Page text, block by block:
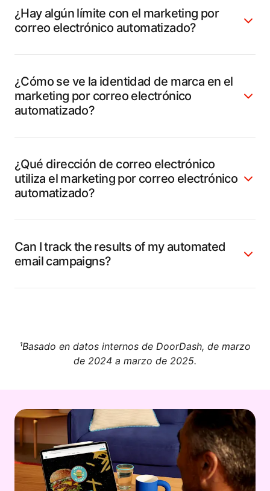
¿Hay algún límite con el marketing por
correo electrónico automatizado?
¿Cómo se ve la identidad de marca en el
marketing por correo electrónico
automatizado?
¿Qué dirección de correo electrónico
utiliza el marketing por correo electrónico
automatizado?
Can I track the results of my automated
email campaigns?
¹Basado en datos internos de DoorDash, de marzo
de 2024 a marzo de 2025.